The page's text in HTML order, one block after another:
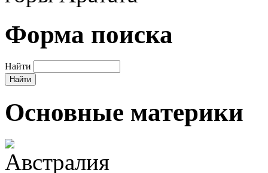
Форма поиска
Найти
Основные материки